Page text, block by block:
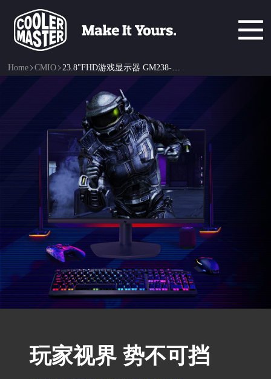
Home CMIO 23.8"FHD游戏显示器 GM238-FFS
玩家视界 势不可挡